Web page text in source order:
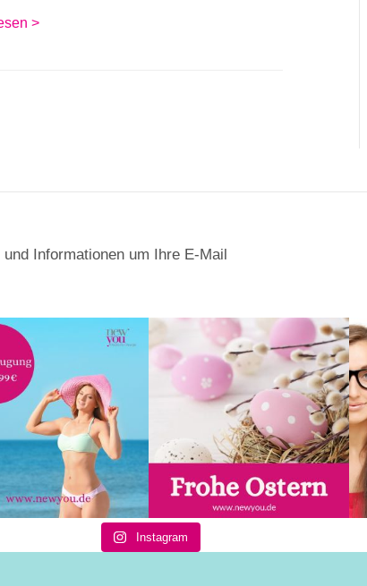
>
Informationen um Ihre E-Mail
Instagram